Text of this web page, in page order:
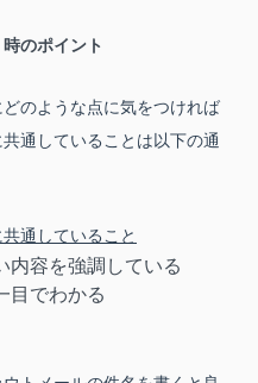
のポイント
のような点に気をつければ
通していることは以下の通
通していること
内容を強調している
目でわかる